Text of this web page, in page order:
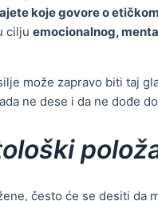
ajete koje govore o
cilju emocionalnog,
može zapravo biti taj
ne dese i da ne dođe
često će se desiti da